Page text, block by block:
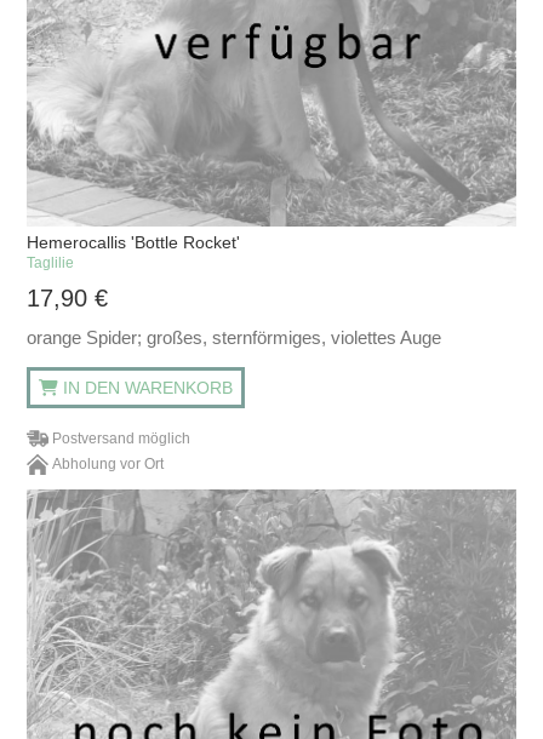
Hemerocallis 'Bottle Rocket'
Taglilie
17,90€
orange Spider; großes, sternförmiges, violettes Auge
IN DEN WARENKORB
Postversand möglich
Abholung vor Ort